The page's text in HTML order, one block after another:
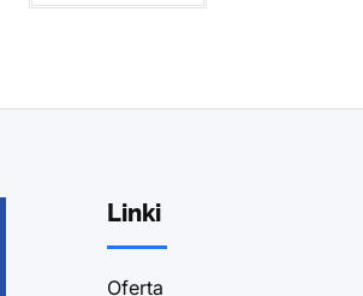
Linki
Oferta